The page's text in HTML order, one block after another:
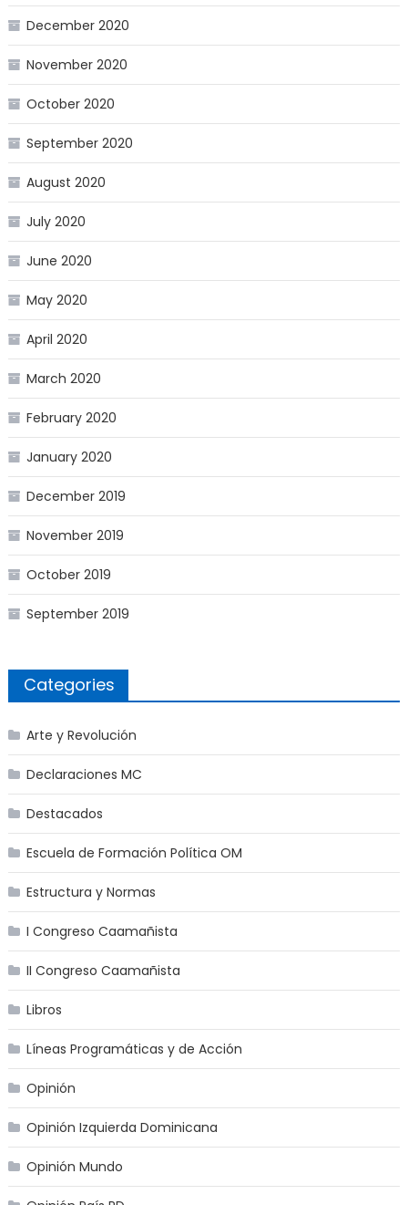
December 2020
November 2020
October 2020
September 2020
August 2020
July 2020
June 2020
May 2020
April 2020
March 2020
February 2020
January 2020
December 2019
November 2019
October 2019
September 2019
Categories
Arte y Revolución
Declaraciones MC
Destacados
Escuela de Formación Política OM
Estructura y Normas
I Congreso Caamañista
II Congreso Caamañista
Libros
Líneas Programáticas y de Acción
Opinión
Opinión Izquierda Dominicana
Opinión Mundo